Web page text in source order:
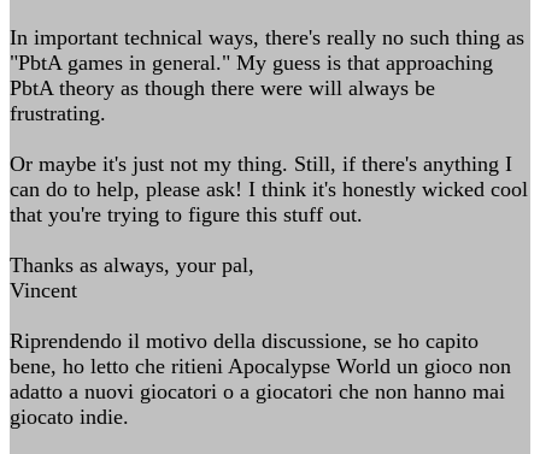
In important technical ways, there's really no such thing as
"PbtA games in general." My guess is that approaching
PbtA theory as though there were will always be
frustrating.
Or maybe it's just not my thing. Still, if there's anything I
can do to help, please ask! I think it's honestly wicked cool
that you're trying to figure this stuff out.
Thanks as always, your pal,
Vincent
Riprendendo il motivo della discussione, se ho capito
bene, ho letto che ritieni Apocalypse World un gioco non
adatto a nuovi giocatori o a giocatori che non hanno mai
giocato indie.